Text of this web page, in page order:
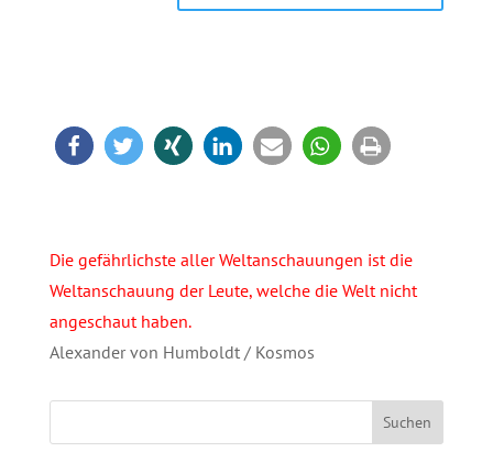
Die gefährlichste aller Weltanschauungen ist die
Weltanschauung der Leute, welche die Welt nicht
angeschaut haben.
Alexander von Humboldt / Kosmos